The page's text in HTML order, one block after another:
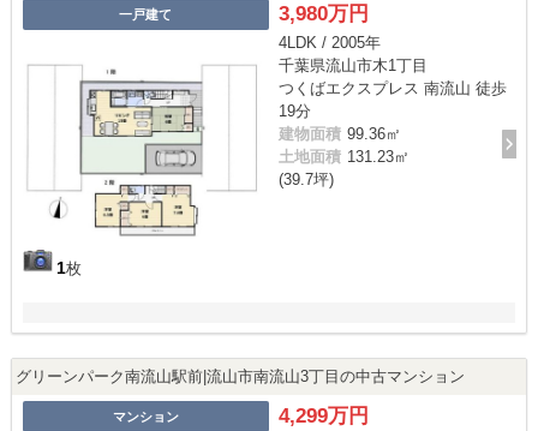
一戸建て
1枚
3,980万円
4LDK / 2005年
千葉県流山市木1丁目
つくばエクスプレス 南流山 徒歩
19分
建物面積 99.36㎡
土地面積 131.23㎡
(39.7坪)
グリーンパーク南流山駅前|流山市南流山3丁目の中古マンション
マンション 4,299万円